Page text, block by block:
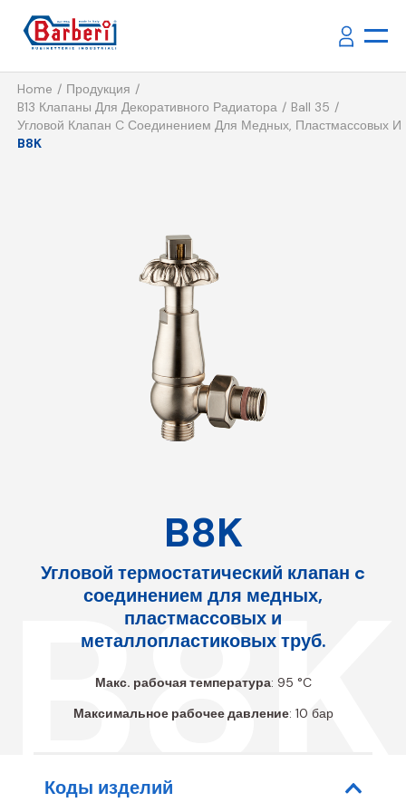
Home
Продукция
B13 Клапаны Для Декоративного Радиатора
Ball 35
Угловой Клапан C Соединением Для Медных, Пластмассовых И
B8K
B8K
B8K
Угловой термостатический клапан c
соединением для медных,
пластмассовых и
металлопластиковых труб.
Макс. рабочая температура: 95 °C
Максимальное рабочее давление: 10 бар
Коды изделий